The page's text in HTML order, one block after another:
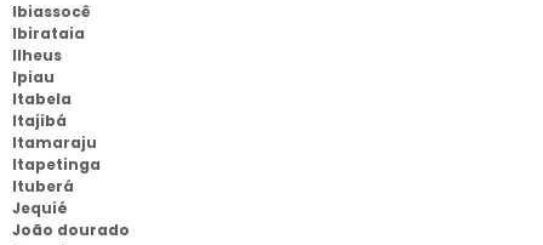
Ibiassocê
Ibirataia
Ilheus
Ipiau
Itabela
Itajibá
Itamaraju
Itapetinga
Ituberá
Jequié
João dourado